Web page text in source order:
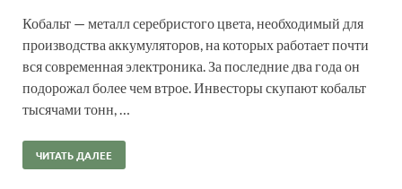
Кобальт — металл серебристого цвета, необходимый для
производства аккумуляторов, на которых работает почти
вся современная электроника. За последние два года он
подорожал более чем втрое. Инвесторы скупают кобальт
тысячами тонн, …
ЧИТАТЬ ДАЛЕЕ